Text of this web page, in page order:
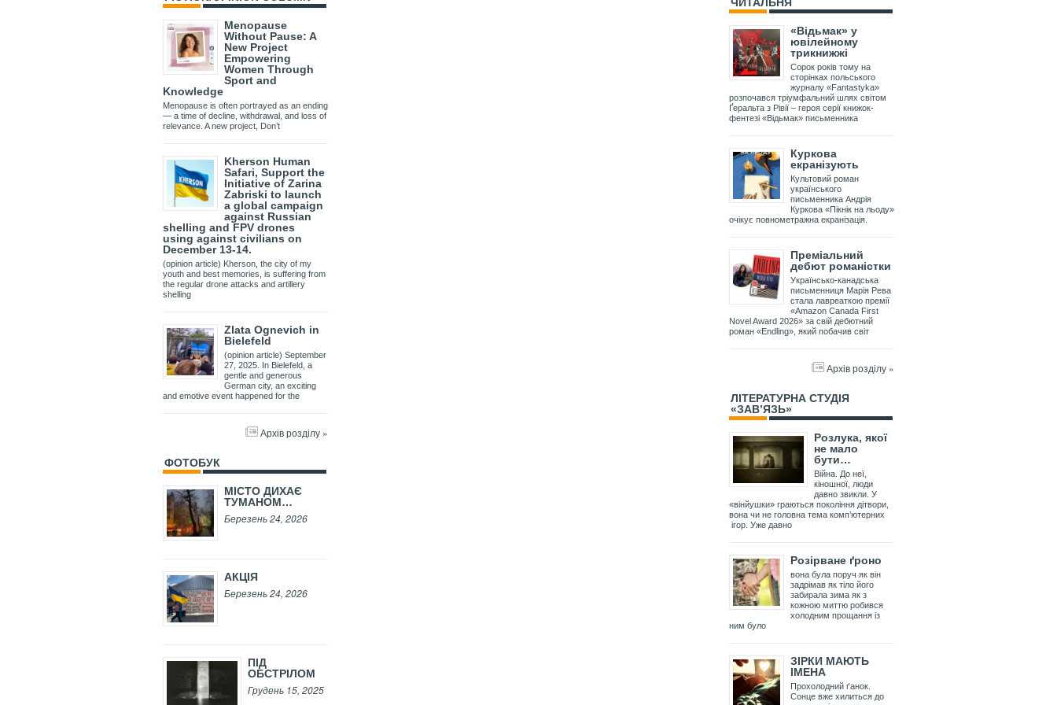
Menopause
Without Pause: A
New Project
Empowering
Women Through
Sport and
Knowledge
Menopause is often portrayed as an ending
— a time of decline, withdrawal, and loss of
relevance. A new project, Don’t
Kherson Human
Safari, Support the
Initiative of Zarina
Zabriski to launch
a global campaign
against Russian
shelling and FPV drones
using against civilians on
December 13-14.
(opinion article) Kherson, the city of my
youth and best memories, is suffering from
the regular drone attacks and artillery
shelling
Zlata Ognevich in
Bielefeld
(opinion article) September
27, 2025. In Bielefeld, a
gentle and generous
German city, an exciting
and emotive event happened for the
Архів розділу »
ФОТОБУК
МІСТО ДИХАЄ
ТУМАНОМ…
Березень 24, 2026
АКЦІЯ
Березень 24, 2026
ПІД
ОБСТРІЛОМ
Грудень 15, 2025
ЧИТАЛЬНЯ
«Відьмак» у
ювілейному
трикнижжі
Сорок років тому на
сторінках польського
журналу «Fantastyka»
розпочався тріумфальний шлях світом
Ґеральта з Рівії – героя серії книжок-
фентезі «Відьмак» письменника
Куркова
екранізують
Культовий роман
українського
письменника Андрія
Куркова «Пікнік на льоду»
очікує повнометражна екранізація.
Преміальний
дебют романістки
Українсько-канадська
письменниця Марія Рева
стала лавреаткою премії
«Amazon Canada First
Novel Award 2026» за свій дебютний
роман «Endling», який побачив світ
Архів розділу »
ЛІТЕРАТУРНА СТУДІЯ
«ЗАВ’ЯЗЬ»
Розлука, якої
не мало
бути…
Війна. До неї,
кіношної, люди
давно звикли. У
«вінйушки» граються покоління дітвори,
вона чи не головна тема комп’ютерних
ігор. Уже давно
Розірване ґроно
вона була поруч як він
задрімав як тіло його
забирала зима як з
кожною миттю робився
холодним прощання із
ним було
ЗІРКИ МАЮТЬ
ІМЕНА
Прохолодний ґанок.
Сонце вже хилиться до